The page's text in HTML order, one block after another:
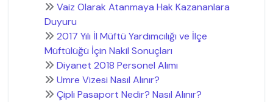
Vaiz Olarak Atanmaya Hak Kazananlara
Duyuru
2017 Yılı İl Müftü Yardımcılığı ve İlçe
Müftülüğü İçin Nakil Sonuçları
Diyanet 2018 Personel Alımı
Umre Vizesi Nasıl Alınır?
Çipli Pasaport Nedir? Nasıl Alınır?